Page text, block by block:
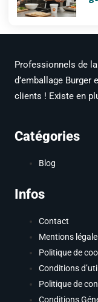
Professionnels de
d’emballage Burger
clients ! Existe en
Catégories
Blog
Infos
Contact
Mentions
Politique de
Conditions
Politique de
Conditions